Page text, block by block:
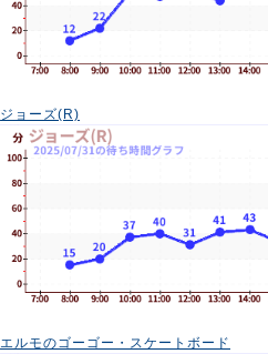
ジョーズ(R)
エルモのゴーゴー・スケートボード